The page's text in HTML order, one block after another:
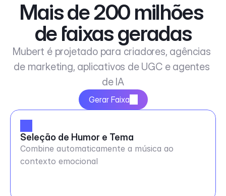
Mais de 200 milhões
de faixas geradas
Mubert é projetado para criadores, agências
de marketing, aplicativos de UGC e agentes
de IA
Gerar Faixa
Seleção de Humor e Tema
Combine automaticamente a música ao
contexto emocional